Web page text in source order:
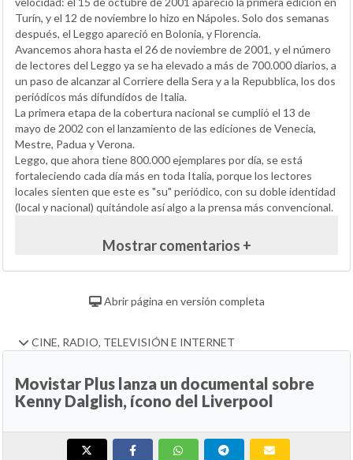
Turín, y el 12 de noviembre lo hizo en Nápoles. Solo dos semanas
después, el Leggo apareció en Bolonia, y Florencia.
Avancemos ahora hasta el 26 de noviembre de 2001, y el número
de lectores del Leggo ya se ha elevado a más de 700.000 diarios, a
un paso de alcanzar al Corriere della Sera y a la Repubblica, los dos
periódicos más difundidos de Italia.
La primera etapa de la cobertura nacional se cumplió el 13 de
mayo de 2002 con el lanzamiento de las ediciones de Venecia,
Mestre, Padua y Verona.
Leggo, que ahora tiene 800.000 ejemplares por día, se está
fortaleciendo cada día más en toda Italia, porque los lectores
locales sienten que este es "su" periódico, con su doble identidad
(local y nacional) quitándole así algo a la prensa más convencional.
Mostrar comentarios +
Abrir página en versión completa
CINE, RADIO, TELEVISIÓN E INTERNET
Movistar Plus lanza un documental sobre
Kenny Dalglish, ícono del Liverpool